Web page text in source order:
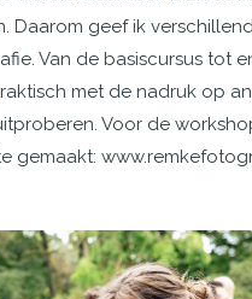
Daarom geef ik
Van de basiscursus tot
met de nadruk op
Voor de
gemaakt: